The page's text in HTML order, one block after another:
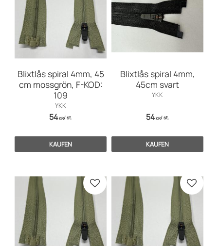
Blixtlås spiral 4mm, 45
cm mossgrön, F-KOD:
109
YKK
54KR/st.
KAUFEN
Blixtlås spiral 4mm,
45cm svart
YKK
54KR/st.
KAUFEN
Zu Favoriten hinzufügen Zu